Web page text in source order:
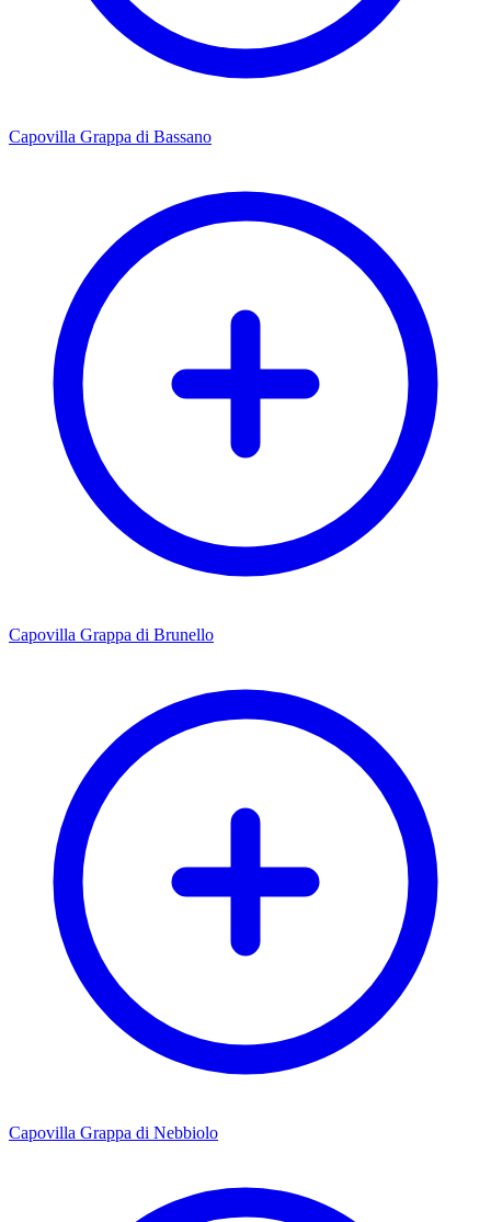
Capovilla Grappa di Bassano
Capovilla Grappa di Brunello
Capovilla Grappa di Nebbiolo